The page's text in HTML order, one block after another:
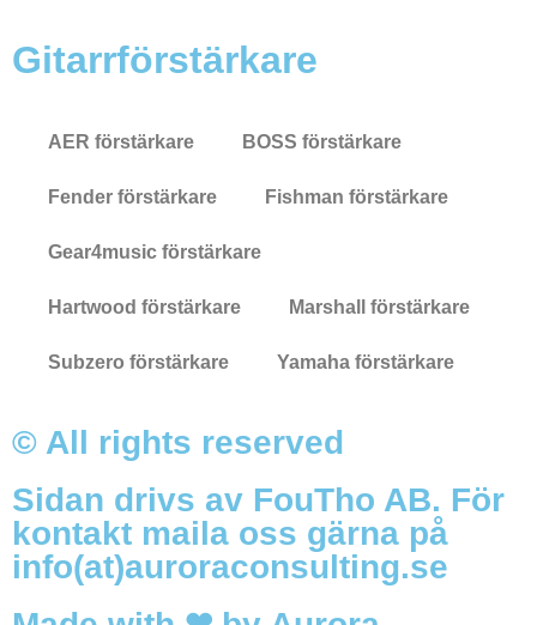
Gitarrförstärkare
AER förstärkare BOSS förstärkare
Fender förstärkare Fishman förstärkare
Gear4music förstärkare
Hartwood förstärkare Marshall förstärkare
Subzero förstärkare Yamaha förstärkare
© All rights reserved
Sidan drivs av FouTho AB. För
kontakt maila oss gärna på
info(at)auroraconsulting.se